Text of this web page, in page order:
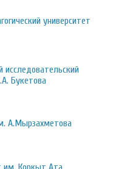
университет
исследовательский
Букетова
А.Мырзахметова